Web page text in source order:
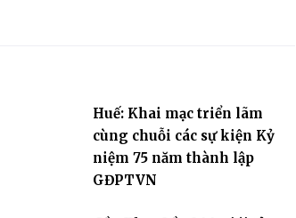
Huế: Khai mạc triển lãm
cùng chuỗi các sự kiện Kỷ
niệm 75 năm thành lập
GĐPTVN